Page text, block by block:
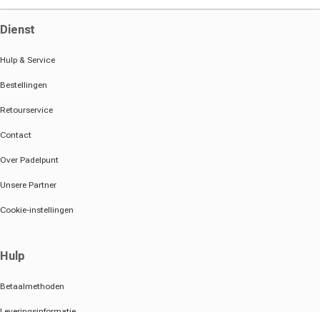
Dienst
Hulp & Service
Bestellingen
Retourservice
Contact
Over Padelpunt
Unsere Partner
Cookie-instellingen
Hulp
Betaalmethoden